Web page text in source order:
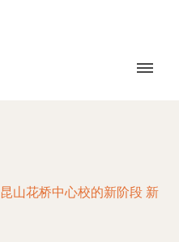
昆山花桥中心校的新阶段 新